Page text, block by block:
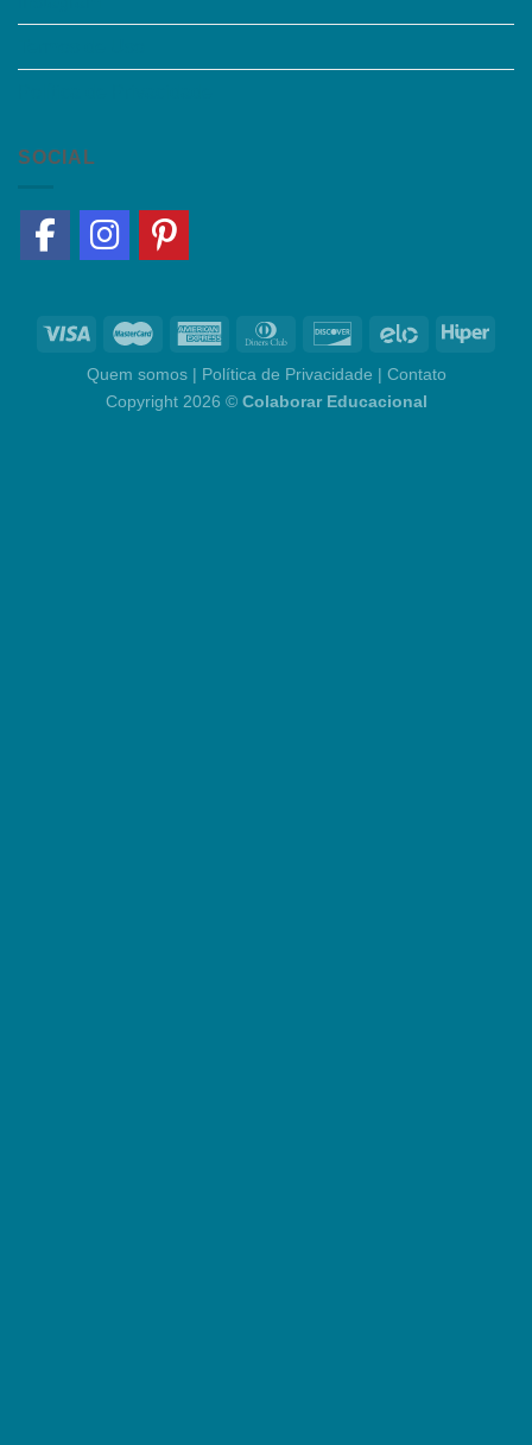
SOCIAL
Quem somos| Política de Privacidade | Contato
Copyright 2026 © Colaborar Educacional